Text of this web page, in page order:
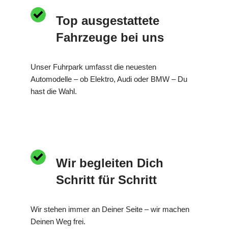
Top ausgestattete
Fahrzeuge bei uns
Unser Fuhrpark umfasst die neuesten
Automodelle – ob Elektro, Audi oder BMW – Du
hast die Wahl.
Wir begleiten Dich
Schritt für Schritt
Wir stehen immer an Deiner Seite – wir machen
Deinen Weg frei.